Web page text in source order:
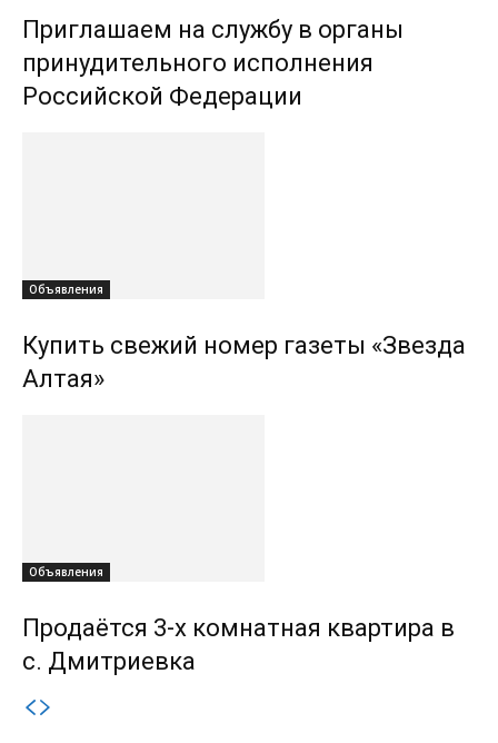
Приглашаем на службу в органы
принудительного исполнения
Российской Федерации
Объявления
Купить свежий номер газеты «Звезда
Алтая»
Объявления
Продаётся 3-х комнатная квартира в
с. Дмитриевка